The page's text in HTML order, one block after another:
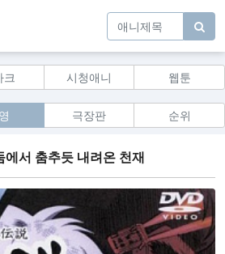
크 시청애니 웹툰
극장판 순위
서 춤추듯 내려온 천재